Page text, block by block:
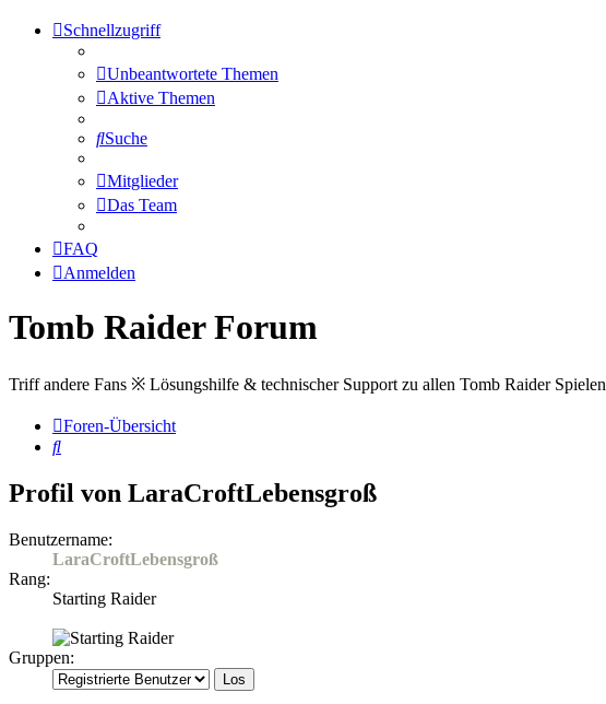
Schnellzugriff
Unbeantwortete Themen
Aktive Themen
Suche
Mitglieder
Das Team
FAQ
Anmelden
Tomb Raider Forum
Triff andere Fans ※ Lösungshilfe & technischer Support zu allen Tomb Raider Spielen
Foren-Übersicht
Suche
Profil von LaraCroftLebensgroß
Benutzername:
LaraCroftLebensgroß
Rang:
Starting Raider
Gruppen: